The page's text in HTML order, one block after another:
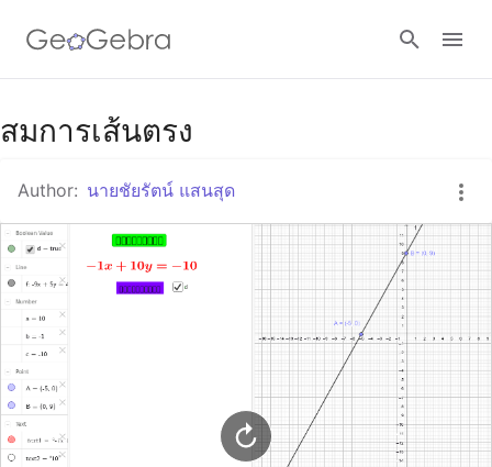
Google Classroom
GeoGebra Classroom
สมการเส้นตรง
Author: นายชัยรัตน์ แสนสุด